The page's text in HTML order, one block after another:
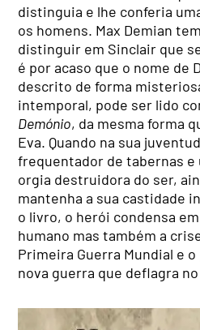
distinguia e lhe conferia
os homens. Max Demian
distinguir em Sinclair que
é por acaso que o nome de
descrito de forma
intemporal, pode ser lido
Demónio, da mesma forma
Eva. Quando na sua
frequentador de tabernas e
orgia destruidora do ser,
mantenha a sua castidade
o livro, o herói condensa
humano mas também a
Primeira Guerra Mundial e
nova guerra que deflagra